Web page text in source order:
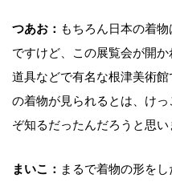
つあお： もちろん日本の着
ですけど、この展覧会が開
道具などで有名な根津美術
の着物が見られるとは、け
ぞ知るだったんだろうと思い
まいこ： まるで着物の形を